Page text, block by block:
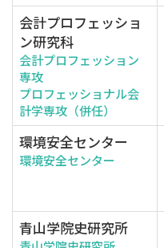
会計プロフェッショ
ン研究科
会計プロフェッション
専攻
プロフェッショナル会
計学専攻（併任）
環境安全センター
環境安全センター
青山学院史研究所